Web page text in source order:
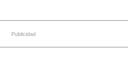
Publicidad